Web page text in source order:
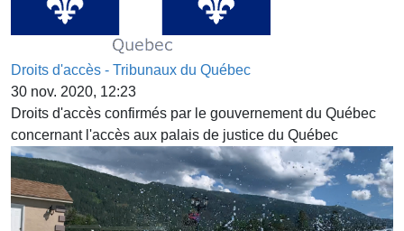
Droits d'accès - Tribunaux du Québec
30 nov. 2020, 12:23
Droits d'accès confirmés par le gouvernement du Québec
concernant l'accès aux palais de justice du Québec